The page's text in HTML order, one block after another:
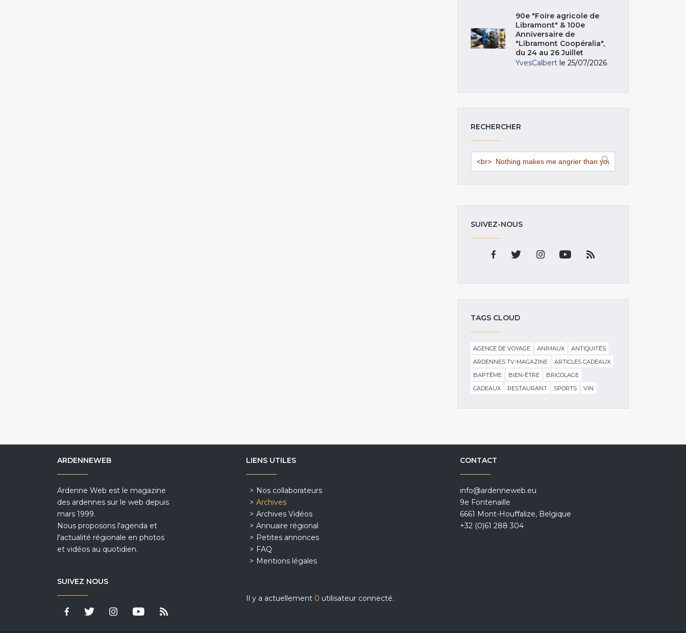
90e "Foire agricole de
Libramont" & 100e
Anniversaire de
"Libramont Coopéralia",
du 24 au 26 Juillet
YvesCalbert le 25/07/2026
RECHERCHER
SUIVEZ-NOUS
TAGS CLOUD
AGENCE DE VOYAGE ANIMAUX
ANTIQUITÉS
ARDENNES TV-MAGAZINE
ARTICLES CADEAUX
BAPTÊME
BIEN-ÊTRE
BRICOLAGE
CADEAUX
RESTAURANT SPORTS VIN
ARDENNEWEB
Ardenne Web est le magazine
des ardennes sur le web depuis
mars 1999.
Nous proposons l'agenda et
l'actualité régionale en photos
et vidéos au quotidien.
SUIVEZ NOUS
LIENS UTILES
Nos collaborateurs
Archives
Archives Vidéos
Annuaire régional
Petites annonces
FAQ
Mentions légales
Il y a actuellement 0 utilisateur connecté.
CONTACT
info@ardenneweb.eu
9e Fontenaille
6661 Mont-Houffalize, Belgique
+32 (0)61 288 304